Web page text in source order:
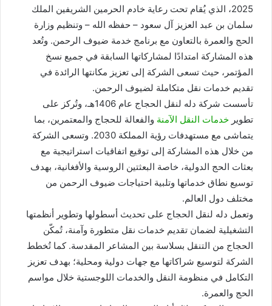
2025، الذي يُقام تحت رعاية خادم الحرمين الشريفين الملك
سلمان بن عبد العزيز آل سعود – حفظه الله – وتنظيم وزارة
الحج والعمرة بالتعاون مع برنامج خدمة ضيوف الرحمن. وتُعد
هذه المشاركة امتدادًا لمشاركاتها السابقة في جميع نسخ
المؤتمر، حيث تسعى الشركة إلى تعزيز مكانتها الرائدة في
تقديم خدمات نقل متكاملة لضيوف الرحمن.
تأسست شركة دله لنقل الحجاج عام 1406هـ، وتُركز على
تطوير خدمات النقل الآمنة والفعالة للحجاج والمعتمرين، بما
يتماشى مع مستهدفات رؤية المملكة 2030. وتسعى الشركة
من خلال هذه المشاركة إلى توقيع اتفاقيات استراتيجية مع
بعثات الحج الدولية، خاصة البعثتين الروسية والأفغانية، بهدف
توسيع نطاق خدماتها وتلبية احتياجات ضيوف الرحمن من
مختلف دول العالم.
وتعمل دله لنقل الحجاج على تحديث أسطولها وتطوير أنظمتها
التشغيلية لضمان تقديم خدمات نقل متطورة وآمنة، تُمكّن
الحجاج من التنقل بسلاسة بين المشاعر المقدسة. كما تُخطط
الشركة لتوسيع شراكاتها مع جهات دولية ومحلية؛ بهدف تعزيز
التكامل في منظومة النقل والخدمات اللوجستية خلال مواسم
الحج والعمرة.